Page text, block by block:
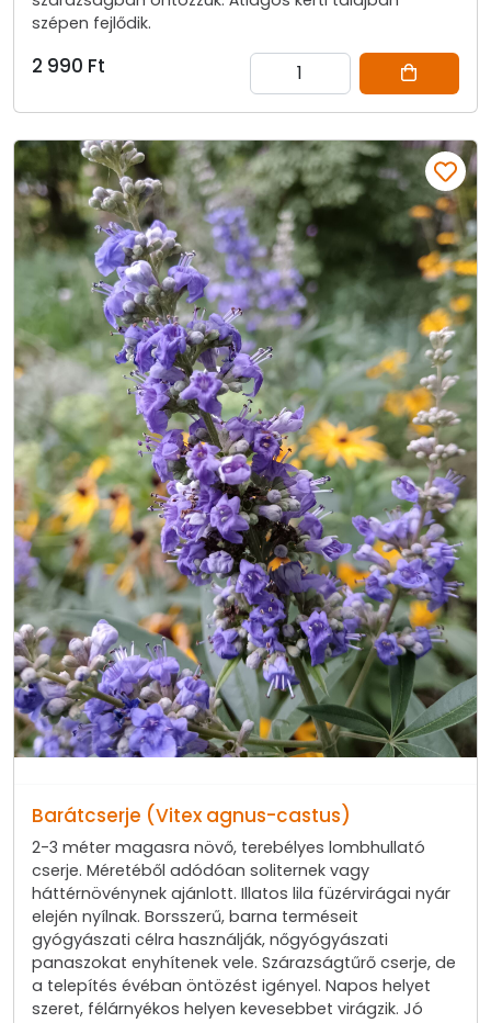
szépen fejlődik.
2 990 Ft
Barátcserje (Vitex agnus-castus)
2-3 méter magasra növő, terebélyes lombhullató
cserje. Méretéből adódóan soliternek vagy
háttérnövénynek ajánlott. Illatos lila füzérvirágai nyár
elején nyílnak. Borsszerű, barna terméseit
gyógyászati célra használják, nőgyógyászati
panaszokat enyhítenek vele. Szárazságtűrő cserje, de
a telepítés évéban öntözést igényel. Napos helyet
szeret, félárnyékos helyen kevesebbet virágzik. Jó